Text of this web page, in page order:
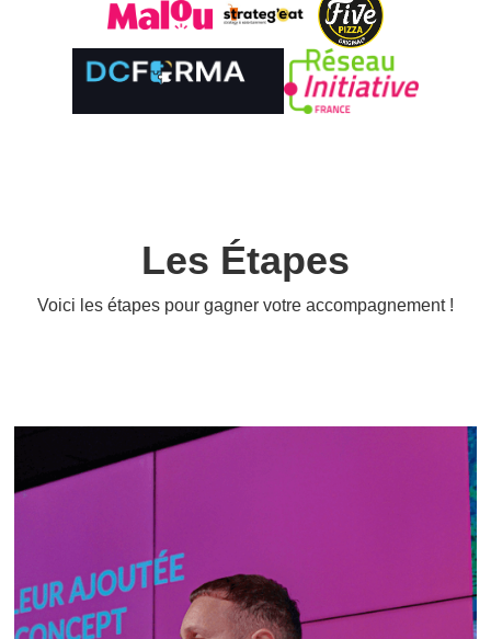
Les Étapes
Voici les étapes pour gagner votre accompagnement !